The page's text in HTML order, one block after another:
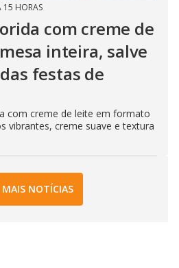
15 HORAS
com creme de
inteira, salve
festas de
com creme de leite em formato
vibrantes, creme suave e textura
MAIS NOTÍCIAS